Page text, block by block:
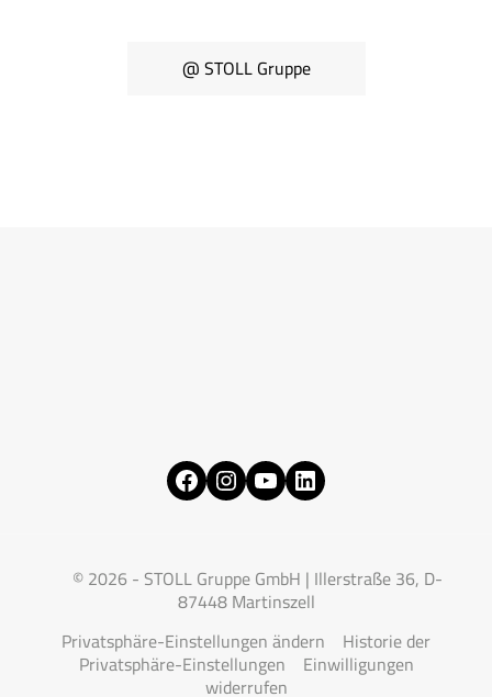
@ STOLL Gruppe
Facebook
Instagram
YouTubeLinkedIn
© 2026 - STOLL Gruppe GmbH | Illerstraße 36, D-
87448 Martinszell
Privatsphäre-Einstellungen ändern Historie der
Privatsphäre-Einstellungen Einwilligungen
widerrufen